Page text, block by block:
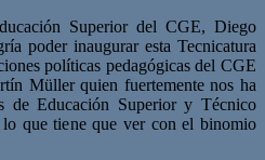
Superior del CGE, Diego
poder inaugurar esta Tecnicatura
políticas pedagógicas del CGE
Müller quien fuertemente nos ha
de Educación Superior y Técnico
lo que tiene que ver con el binomio